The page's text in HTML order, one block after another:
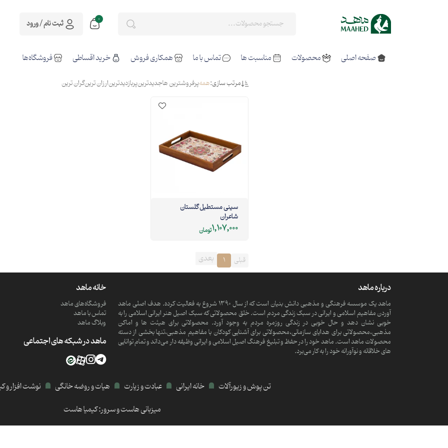
0 ثبت نام / ورود
صفحه اصلی محصولات مناسبت ها تماس با ما همکاری فروش خرید اقساطی فروشگاه‌ها
مرتب سازی:همهپرفروشترین هاجدیدترینپربازدیدترینارزان ترینگران ترین
سینی مستطیل گلستان
شاعران
1,107,000تومان
قبلی 1 بعدی
درباره ماهد
ماهد یک موسسه فرهنگی و مذهبی دانش بنیان است که از سال 1390 شروع به فعالیت کرده. هدف اصلی ماهد
آوردن مفاهیم اسلامی و ایرانی در سبک زندگی مردم است. خلق محصولاتی که سبک اصیل هنر ایرانی اسلامی را به
خوبی نشان دهد و حال خوبی در زندگی روزمره مردم به وجود آورد. محصولاتی برای هیئت ها و اماکن
مذهبی،محصولاتی برای هدایای سازمانی،محصولاتی برای آشنایی کودکان با مفاهیم مذهبی،تنها بخشی از دسته
محصولات ماهد است. ماهد خود را در حفظ و تبلیغ فرهنگ اصیل اسلامی و ایرانی وظیفه دار می‌داند و تمام توانایی
های خلاقانه و نوآورانه خود را به کار می‌برد.
خانه ماهد
فروشگاه‌های ماهد
تماس با ماهد
وبلاگ ماهد
ماهد در شبکه های اجتماعی
تن پوش و زیورآلات خانه ایرانی عبادت و زیارت هیات و روضه خانگی نوشت افزار و
میزبانی هاست و سرور:کیمیا هاست